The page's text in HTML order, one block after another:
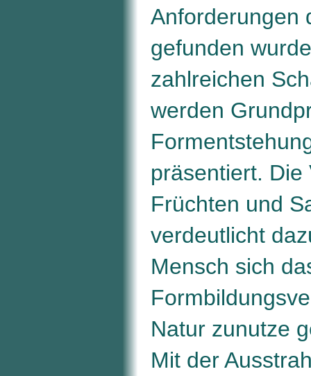
Anforderungen
gefunden
zahlreichen
werden
präsentiert. Die
Früchten und
verdeutlicht
Mensch sich
Natur zunutze
Mit der